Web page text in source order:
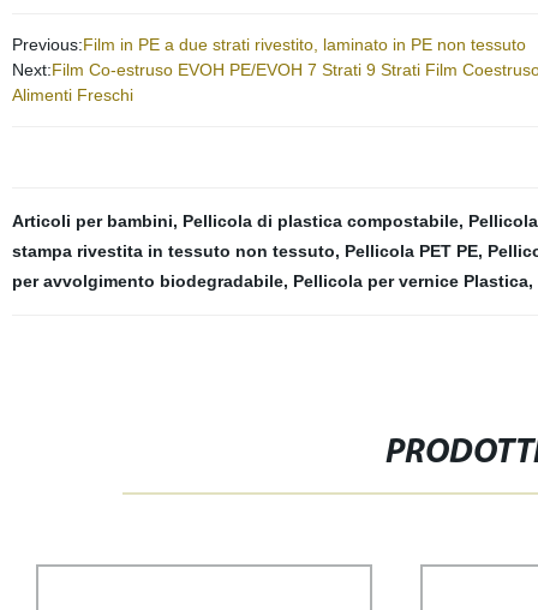
Previous:Film in PE a due strati rivestito, laminato in PE non tessuto
Next:Film Co-estruso EVOH PE/EVOH 7 Strati 9 Strati Film
Alimenti Freschi
Articoli per bambini, Pellicola di plastica compostabile,
stampa rivestita in tessuto non tessuto, Pellicola PET PE,
per avvolgimento biodegradabile, Pellicola per vernice Plastica,